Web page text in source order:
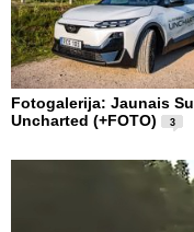
Fotogalerija: Jaunais
Uncharted (+FOTO)
3